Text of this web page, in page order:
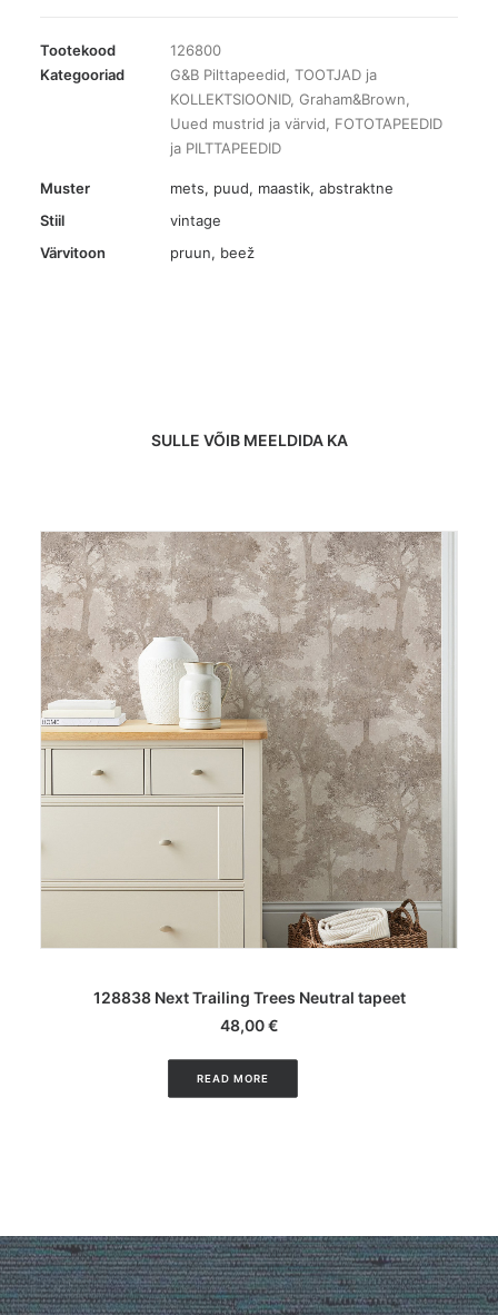
Neutral
kogus
Tootekood
126800
Kategooriad
G&B Pilttapeedid TOOTJAD ja
KOLLEKTSIOONID, Graham&Brown
Uued mustrid ja värvid
FOTOTAPEEDID
ja PILTTAPEEDID
Muster mets, puud, maastik, abstraktne
Stiil
vintage
Värvitoon
pruun, beež
SULLE VÕIB MEELDIDA KA
128838 Next Trailing Trees Neutral tapeet
48,00€
READ MORE